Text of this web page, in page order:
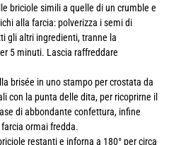
briciole simili a quelle di un crumble e
alla farcia: polverizza i semi di
gli altri ingredienti, tranne la
5 minuti. Lascia raffreddare
brisée in uno stampo per crostata da
con la punta delle dita, per ricoprirne il
di abbondante confettura, infine
ormai fredda.
restanti e inforna a 180° per circa